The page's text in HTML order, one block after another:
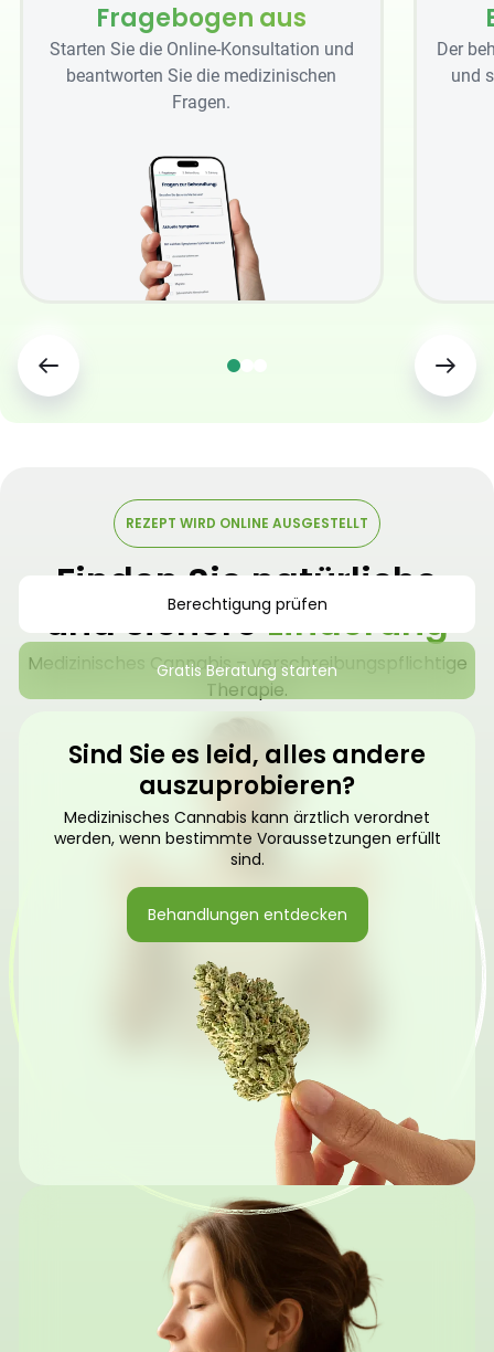
Fragebogen aus
Starten Sie die Online-Konsultation und
beantworten Sie die medizinischen
Fragen.
Der
und
REZEPT WIRD ONLINE AUSGESTELLT
Finden Sie natürliche
und sichereLinderung
Medizinisches Cannabis – verschreibungspflichtige
Therapie.
Berechtigung prüfen
Gratis Beratung starten
Sind Sie es leid, alles andere
auszuprobieren?
Medizinisches Cannabis kann ärztlich verordnet
werden, wenn bestimmte Voraussetzungen erfüllt
sind.
Behandlungen entdecken